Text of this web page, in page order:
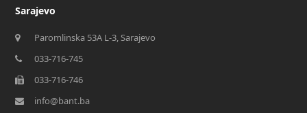
Sarajevo
Paromlinska 53A L-3, Sarajevo
033-716-745
033-716-746
info@bant.ba